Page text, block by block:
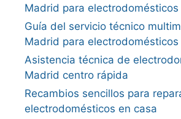
Madrid para electrodomésticos
Guía del servicio técnico
Madrid para electrodomésticos
Asistencia técnica de
Madrid centro rápida
Recambios sencillos para
electrodomésticos en casa